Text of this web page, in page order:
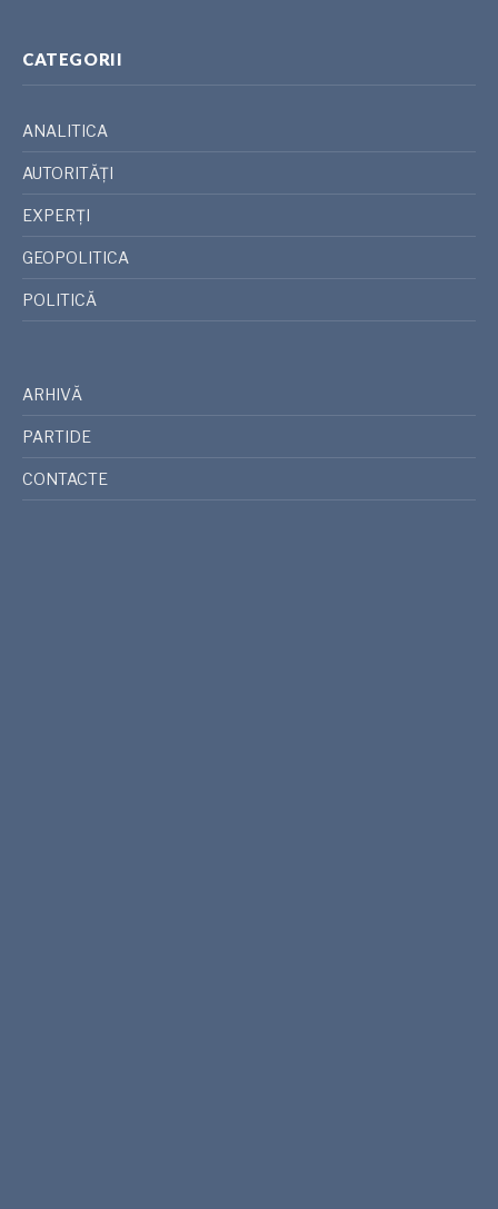
CATEGORII
ANALITICA
AUTORITĂȚI
EXPERȚI
GEOPOLITICA
POLITICĂ
ARHIVĂ
PARTIDE
CONTACTE